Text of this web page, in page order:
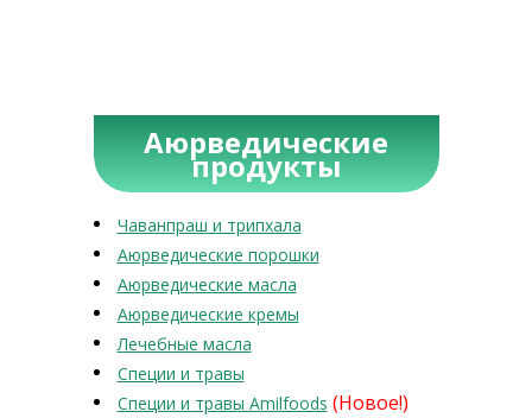
Аюрведические
продукты
Чаванпраш и трипхала
Аюрведические порошки
Аюрведические масла
Аюрведические кремы
Лечебные масла
Специи и травы
Специи и травы Amilfoods (Новое!)